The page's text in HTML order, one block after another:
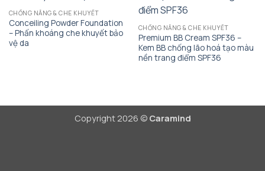
CHỐNG NẮNG & CHE KHUYẾT
Conceiling Powder Foundation
– Phấn khoáng che khuyết bảo
vệ da
CHỐNG NẮNG & CHE KHUYẾT
Premium BB Cream SPF36 –
Kem BB chống lão hoá tạo màu
nền trang điểm SPF36
Copyright 2026 © Caramind